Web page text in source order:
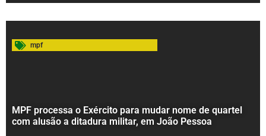
mpf
MPF processa o Exército para mudar nome de quartel
com alusão a ditadura militar, em João Pessoa